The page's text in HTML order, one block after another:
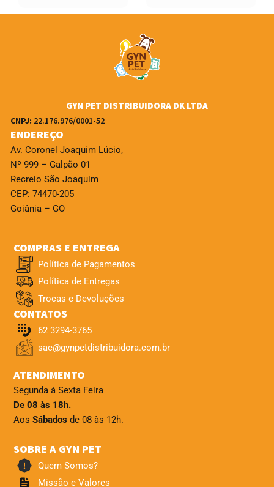
GYN PET DISTRIBUIDORA DK LTDA
CNPJ: 22.176.976/0001-52
ENDEREÇO
Av. Coronel Joaquim Lúcio,
Nº 999 – Galpão 01
Recreio São Joaquim
CEP: 74470-205
Goiânia – GO
COMPRAS E ENTREGA
Política de Pagamentos
Política de Entregas
Trocas e Devoluções
CONTATOS
62 3294-3765
sac@gynpetdistribuidora.com.br
ATENDIMENTO
Segunda à Sexta Feira
De 08 às 18h.
Aos Sábados de 08 às 12h.
SOBRE A GYN PET
Quem Somos?
Missão e Valores